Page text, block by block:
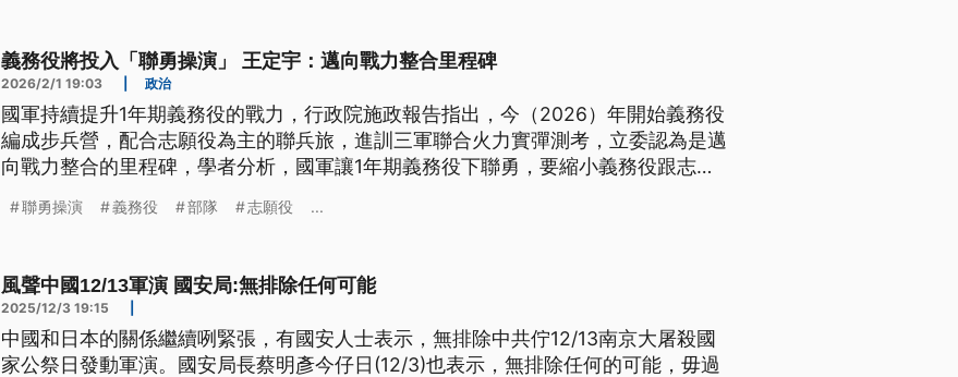
義務役將投入「聯勇操演」 王定宇：邁向戰力整合里程碑
2026/2/1 19:03 政治
國軍持續提升1年期義務役的戰力，行政院施政報告指出，今（2026）年開始義務役
編成步兵營，配合志願役為主的聯兵旅，進訓三軍聯合火力實彈測考，立委認為是邁
向戰力整合的里程碑，學者分析，國軍讓1年期義務役下聯勇，要縮小義務役跟志願
聯勇操演 義務役 部隊 志願役 ...
風聲中國12/13軍演 國安局:無排除任何可能
2025/12/3 19:15
中國和日本的關係繼續咧緊張，有國安人士表示，無排除中共佇12/13南京大屠殺國
家公祭日發動軍演。國安局長蔡明彥今仔日(12/3)也表示，無排除任何的可能，毋過